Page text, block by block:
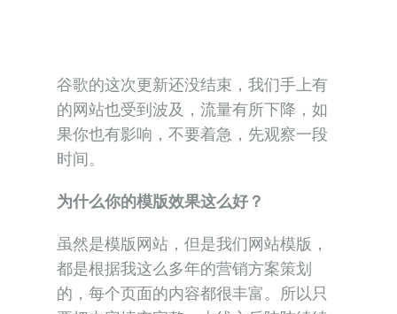
为什么你的模版效果这么好？
虽然是模版网站，但是我们网站模版，
都是根据我这么多年的营销方案策划
的，每个页面的内容都很丰富。所以只
要把内容填充完整，上线之后陆陆续续
排名就会上升，慢慢就会有询盘出来。
关键就看你能不能把内容填充进去。
为什么你可以铺这么多页面？